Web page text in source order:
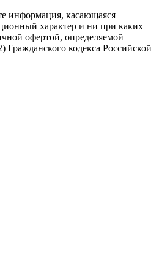
информация, касающаяся
характер и ни при каких
офертой, определяемой
кодекса Российской